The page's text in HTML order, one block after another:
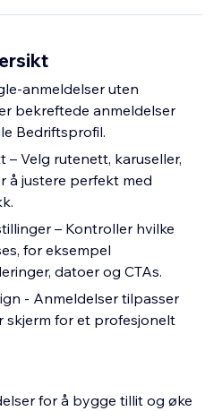
anmeldelser uten
bekreftede anmeldelser
Bedriftsprofil.
Velg rutenett, karuseller,
å justere perfekt med
– Kontroller hvilke
for eksempel
datoer og CTAs.
- Anmeldelser tilpasser
skjerm for et profesjonelt
for å bygge tillit og øke